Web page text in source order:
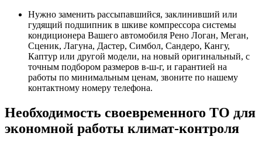
Нужно заменить рассыпавшийся, заклинивший или
гудящий подшипник в шкиве компрессора системы
кондиционера Вашего автомобиля Рено Логан, Меган,
Сценик, Лагуна, Дастер, Симбол, Сандеро, Кангу,
Каптур или другой модели, на новый оригинальный, с
точным подбором размеров в-ш-г, и гарантией на
работы по минимальным ценам, звоните по нашему
контактному номеру телефона.
Необходимость своевременного ТО для
экономной работы климат-контроля